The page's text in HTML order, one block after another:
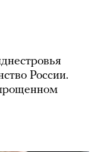
России.